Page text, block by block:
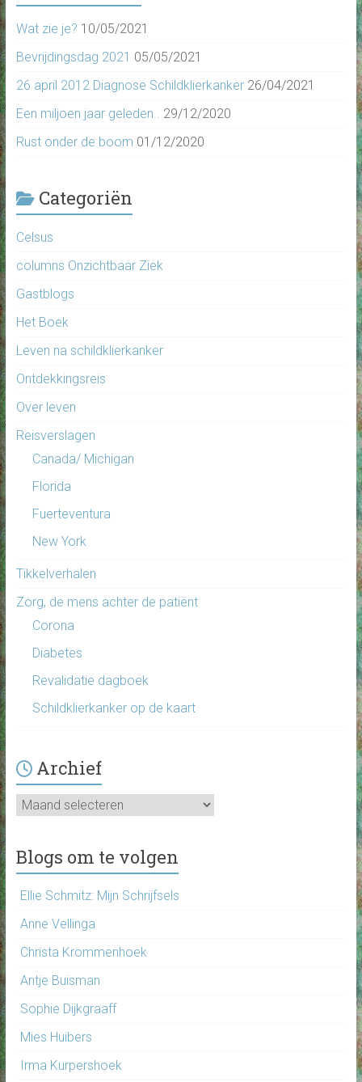
Wat zie je? 10/05/2021
Bevrijdingsdag 2021 05/05/2021
26 april 2012 Diagnose Schildklierkanker 26/04/2021
Een miljoen jaar geleden..
29/12/2020
Rust onder de boom 01/12/2020
Categoriën
Celsus
columns Onzichtbaar Ziek
Gastblogs
Het Boek
Leven na schildklierkanker
Ontdekkingsreis
Over leven
Reisverslagen
Canada/ Michigan
Florida
Fuerteventura
New York
Tikkelverhalen
Zorg, de mens achter de patiënt
Corona
Diabetes
Revalidatie dagboek
Schildklierkanker op de kaart
Archief
Archief
Blogs om te volgen
Ellie Schmitz: Mijn Schrijfsels
Anne Vellinga
Christa Krommenhoek
Antje Buisman
Sophie Dijkgraaff
Mies Huibers
Irma Kurpershoek